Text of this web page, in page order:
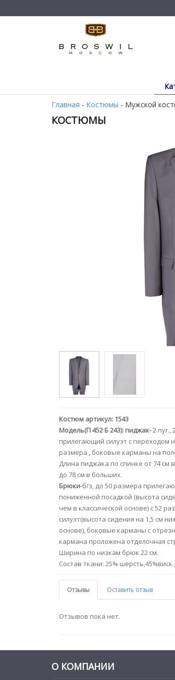
Главная - Костюмы - Мужской
КОСТЮМЫ
Костюм артикул: 1543
Модель(П 452 Б 243): пиджак-2 пуг.,
прилегающий силуэт с переходом
размера , боковые карманы на
Длина пиджака по спинке от 74 см
до 78 см в больших.
Брюки-б/з, до 50 размера
пониженной посадкой (высота
чем в классической основе) с 52
силуэт(высота сидения на 1,5 см
основе), боковые карманы с
кармана проложена отделочная
Ширина по низкам брюк 22 см.
Состав ткани: 25%
Отзывы Оставить отзыв
Отзывов пока нет.
О КОМПАНИИ